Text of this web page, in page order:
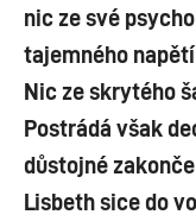
nic ze své
tajemného
Nic ze skrytého
Postrádá však
důstojné
Lisbeth sice do